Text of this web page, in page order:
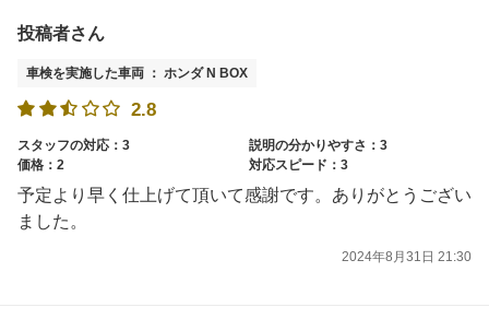
投稿者さん
車検を実施した車両 ： ホンダ N BOX
2.8
スタッフの対応：3
説明の分かりやすさ：3
価格：2
対応スピード：3
予定より早く仕上げて頂いて感謝です。ありがとうござい
ました。
2024年8月31日 21:30